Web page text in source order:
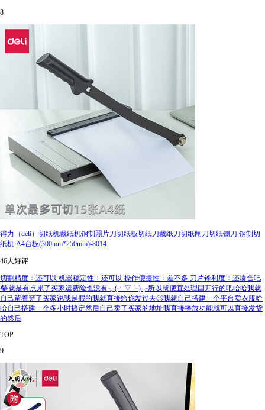
8
得力（deli）切纸机裁纸机钢制照片刀切纸板切纸刀裁纸刀切纸闸刀切纸铡刀 钢制切
纸机 A4台板(300mm*250mm)-8014
46人好评
切割精度：还可以 机器稳定性：还可以 操作便捷性：差不多 刀片锋利度：还凑合吧
😂就是有点累了买家运费险也没有╮(╯▽╰)╭所以就便宜处理国开行的吧哈哈我就
自己留着穿了买家说我是假的我就直接给你发过去🥴我就自己搭建一个平台卖衣服哈
哈自己搭建一个多小时搞定然后自己卖了买家的地址我直接播放功能就可以直接发货
的然后
TOP
9